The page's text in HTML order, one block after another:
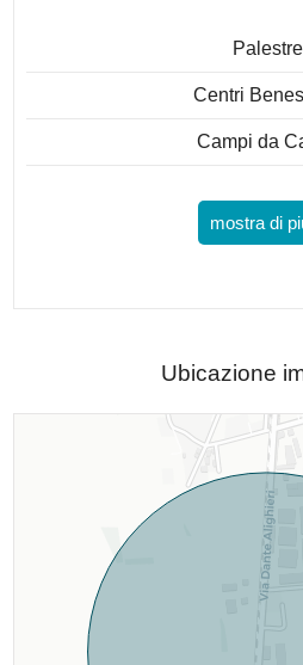
Palestre
Centri
Campi da
mostra di
Ubicazione